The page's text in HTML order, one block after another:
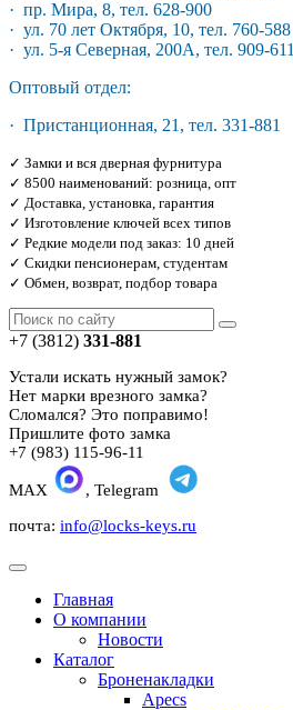
· пр. Мира, 8, тел. 628-900
· ул. 70 лет Октября, 10, тел. 760-588
· ул. 5-я Северная, 200А, тел. 909-611
Оптовый отдел:
· Пристанционная, 21, тел. 331-881
✓ Замки и вся дверная фурнитура
✓ 8500 наименований: розница, опт
✓ Доставка, установка, гарантия
✓ Изготовление ключей всех типов
✓ Редкие модели под заказ: 10 дней
✓ Скидки пенсионерам, студентам
✓ Обмен, возврат, подбор товара
+7 (3812) 331-881
Устали искать нужный замок?
Нет марки врезного замка?
Сломался? Это поправимо!
Пришлите фото замка
+7 (983) 115-96-11
MAX
, Telegram
почта: info@locks-keys.ru
Главная
О компании
Новости
Каталог
Броненакладки
Apecs